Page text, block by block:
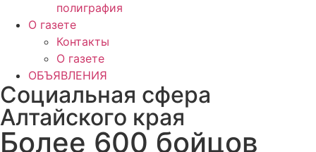
полиграфия
О газете
Контакты
О газете
ОБЪЯВЛЕНИЯ
Социальная сфера
Алтайского края
Более 600 бойцов